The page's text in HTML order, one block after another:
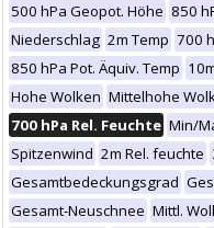
500 hPa Geopot. Höhe 850
Niederschlag 2m Temp 700
850 hPa Pot. Äquiv. Temp
Hohe Wolken Mittelhohe
700 hPa Rel. Feuchte Min/
Spitzenwind 2m Rel. feuchte
Gesamtbedeckungsgrad
Gesamt-Neuschnee Mittl.